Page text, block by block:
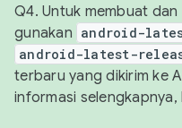
Q4. Untuk membuat
gunakan android-
android-latest-
terbaru yang dikirim ke
informasi selengkapnya,